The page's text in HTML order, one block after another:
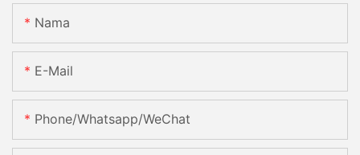
Nama
E-Mail
Phone/Whatsapp/WeChat